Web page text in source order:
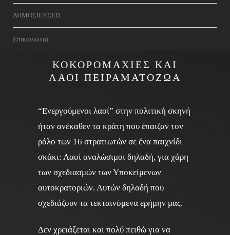
ΔΗΜΟΣΙΕΥΣΕΙΣ
Επικοινωνια
ΚΟΚΟΡΟΜΑΧΙΕΣ ΚΑΙ
ΛΑΟΙ ΠΕΙΡΑΜΑΤΟΖΩΑ
“Eνεργούμενοι λαοί” στην πολιτική σκηνή
ήταν ανέκαθεν τα κράτη που έπαιζαν τον
ρόλο των 16 στρατιωτών σε ένα παιχνίδι
σκάκι: Λαοί αναλώσιμοι δηλαδή, για χάρη
των σχεδιασμών των Υποκείμενων
αυτοκρατοριών. Αυτών δηλαδή που
σχεδιάζουν τα τεκταινόμενα ερήμην μας.
Δεν χρειάζεται και πολύ πειθώ για να